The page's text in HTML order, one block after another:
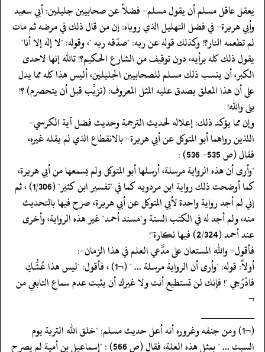
‏‏‏‏يعقل عاقل مسلم أن يقول مسلم- فضلاً عن صحابيين جليلين: أبي سعيد
وأبي هريرة- في فضل التهليل الذي روياه: إن من قال ذلك في مرضه ثم مات
لم تطعمه النار؟! وكذلك قوله عن ربه: "صدّقه ربه "، وقوله: "لا إله إلا أنا"
يقول ذلك كله برأيه، دون توقيف من الشارع الحكيم؟! تالله إنها لاحدى
الكبر، أن ينسب ذلك مسلم للصحابيين الجليلين، أليس هذا كله مما يدل
على أن هذا المعلق يصدق عليه المثل المعروف: (تزبَّب قبل أن يتحصرم) ؟!
بلى والله!
‏‏‏‏وإن مما يؤكد ذلك: إعلاله لحديث الترجمة وحديث فضل آية الكرسي-
اللذين رواهما أبو المتوكل عن أبي هريرة- بالانقطاع الذي لم يقله غيره،
فقال (ص 535- 536) :
‏‏‏‏"وأرى أن هذه الرواية مرسلة، أرسلها أبو المتوكل ولم يسمعها من أبي هريرة،
كما أوضحت ذلك رواية ابن مردويه كما في "تفسير ابن كثير" (1/306) ، ثم
إني لم أجد رواية واحدة لأبي المتوكل عن أبي هريرة، صرح فيها بالتحديث
منه، ولم أجد له في الكتب الستة و"مسند أحمد" غير هذه الرواية، وأخرى
عند أحمد (2/324) فيها نكارة"!
‏‏‏‏فأقول- والله المستعان على مدَّعي العلم في هذا الزمان-:
‏‏‏‏أولاً: قوله: "وأرى أن الرواية مرسلة ... " (¬1) ، فأقول: "ليس هذا عُشُّكِ
فادْرُجي "! فإنك لن تستطيع أنت ولا غيرك أن يثبت عدم سماع التابعي من
‏‏‏‏¬
‏‏‏‏__________
‏‏‏‏(¬1) ومن جنفه وغروره أنه أعل حديث مسلم: "خلق الله التربة يوم
السبت ... " بمثل هذه العلة، فقال (ص 566) : "إسماعيل بن أمية لم يصرح